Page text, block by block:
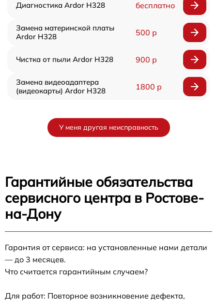
Диагностика Ardor H328 бесплатно
Замена материнской платы
Ardor H328
500 р
Чистка от пыли Ardor H328 900 р
Замена видеоадаптера
(видеокарты) Ardor H328
1800 р
У меня другая неисправность
Гарантийные обязательства
сервисного центра в Ростове-
на-Дону
Гарантия от сервиса: на установленные нами детали
— до 3 месяцев.
Что считается гарантийным случаем?
Для работ: Повторное возникновение дефекта,